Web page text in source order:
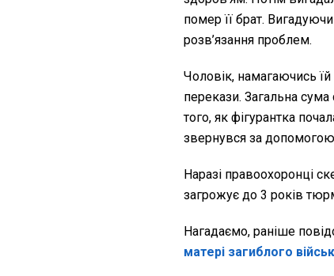
помер її брат.
розв’язання проблем.
Чоловік, намагаючись
перекази. Загальна
того, як фігурантка
звернувся за
Наразі правоохоронці
загрожує до 3 років
Нагадаємо, раніше
матері загиблого